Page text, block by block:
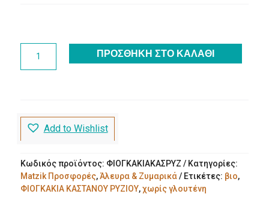
Καστανού
Felicia
ΠΡΟΣΘΉΚΗ ΣΤΟ ΚΑΛΆΘΙ
Add to Wishlist
Κωδικός προϊόντος: ΦΙΟΓΚΑΚΙΑΚΑΣΡΥΖ
Κατηγορίες:
Matzik Προσφορές,Άλευρα & Ζυμαρικά Ετικέτες: βιο,
ΦΙΟΓΚΑΚΙΑ ΚΑΣΤΑΝΟΥ ΡΥΖΙΟΥ,χωρίς γλουτένη